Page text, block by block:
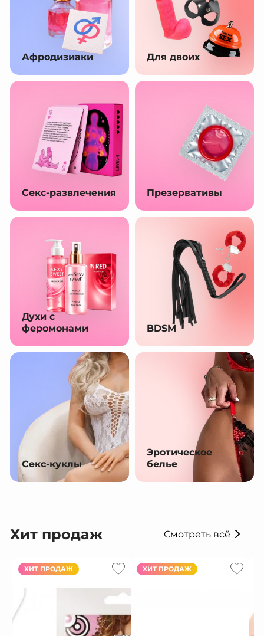
Афродизиаки Для двоих
Секс-развлечения Презервативы
Духи с
феромонами
BDSM
Секс-куклы
Эротическое
белье
Хит продаж Смотреть всё
ХИТ ПРОДАЖ ХИТ ПРОДАЖ